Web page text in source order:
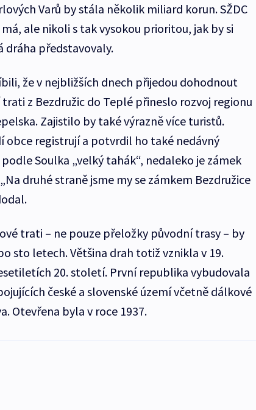
Varů by stála několik miliard korun. SŽDC
ale nikoli s tak vysokou prioritou, jak by si
dráha představovaly.
že v nejbližších dnech přijedou dohodnout
z Bezdružic do Teplé přineslo rozvoj regionu
Zajistilo by také výrazně více turistů.
obce registrují a potvrdil ho také nedávný
Soulka „velký tahák“, nedaleko je zámek
druhé straně jsme my se zámkem Bezdružice
trati – ne pouze přeložky původní trasy – by
sto letech. Většina drah totiž vznikla v 19.
20. století. První republika vybudovala
české a slovenské území včetně dálkové
Otevřena byla v roce 1937.